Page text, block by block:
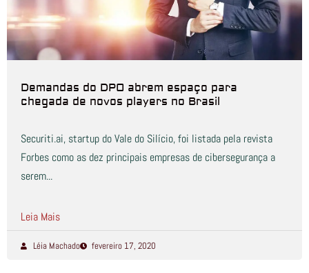
Demandas do DPO abrem espaço para
chegada de novos players no Brasil
Securiti.ai, startup do Vale do Silício, foi listada pela revista
Forbes como as dez principais empresas de cibersegurança a
serem...
Leia Mais
Léia Machado fevereiro 17, 2020